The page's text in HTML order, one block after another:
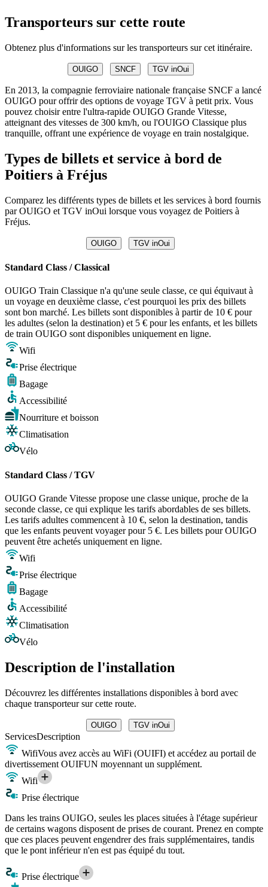
Transporteurs sur cette route
Obtenez plus d'informations sur les transporteurs sur cet itinéraire.
OUIGO SNCF TGV inOui
En 2013, la compagnie ferroviaire nationale française SNCF a lancé
OUIGO pour offrir des options de voyage TGV à petit prix. Vous
pouvez choisir entre l'ultra-rapide OUIGO Grande Vitesse,
atteignant des vitesses de 300 km/h, ou l'OUIGO Classique plus
tranquille, offrant une expérience de voyage en train nostalgique.
Types de billets et service à bord de
Poitiers à Fréjus
Comparez les différents types de billets et les services à bord fournis
par OUIGO et TGV inOui lorsque vous voyagez de Poitiers à
Fréjus.
OUIGO TGV inOui
Standard Class / Classical
OUIGO Train Classique n'a qu'une seule classe, ce qui équivaut à
un voyage en deuxième classe, c'est pourquoi les prix des billets
sont bon marché. Les billets sont disponibles à partir de 10 € pour
les adultes (selon la destination) et 5 € pour les enfants, et les billets
de train OUIGO sont disponibles uniquement en ligne.
Wifi
Prise électrique
Bagage
Accessibilité
Nourriture et boisson
Climatisation
Vélo
Standard Class / TGV
OUIGO Grande Vitesse propose une classe unique, proche de la
seconde classe, ce qui explique les tarifs abordables de ses billets.
Les tarifs adultes commencent à 10 €, selon la destination, tandis
que les enfants peuvent voyager pour 5 €. Les billets pour OUIGO
peuvent être achetés uniquement en ligne.
Wifi
Prise électrique
Bagage
Accessibilité
Climatisation
Vélo
Description de l'installation
Découvrez les différentes installations disponibles à bord avec
chaque transporteur sur cette route.
OUIGO TGV inOui
ServicesDescription
WifiVous avez accès au WiFi (OUIFI) et accédez au portail de
divertissement OUIFUN moyennant un supplément.
Wifi
Prise électrique
Dans les trains OUIGO, seules les places situées à l'étage supérieur
de certains wagons disposent de prises de courant. Prenez en compte
que ces places peuvent engendrer des frais supplémentaires, tandis
que le pont inférieur n'en est pas équipé du tout.
Prise électrique